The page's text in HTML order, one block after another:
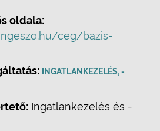
oldala:
ceg/bazis-
INGATLANKEZELÉS, -
Ingatlankezelés és -